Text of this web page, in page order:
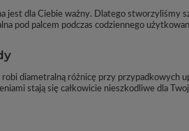
jest dla Ciebie ważny. Dlatego stworzyliśmy
pod palcem podczas codziennego
diametralną różnicę przy przypadkowych
stają się całkowicie nieszkodliwe dla